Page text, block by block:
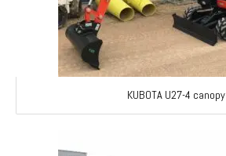
KUBOTA U27-4 canopy